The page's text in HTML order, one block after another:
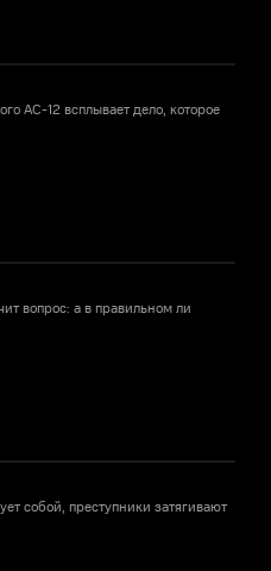
AC-12 всплывает дело, которое
вопрос: а в правильном ли
собой, преступники затягивают